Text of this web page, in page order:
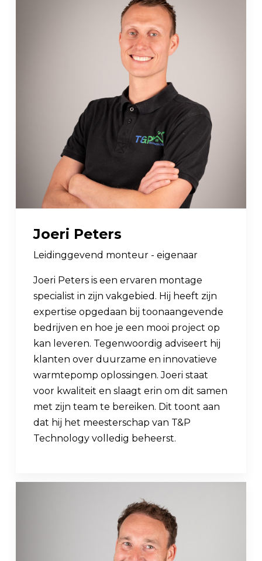
Joeri Peters
Leidinggevend monteur - eigenaar
Joeri Peters is een ervaren montage
specialist in zijn vakgebied. Hij heeft zijn
expertise opgedaan bij toonaangevende
bedrijven en hoe je een mooi project op
kan leveren. Tegenwoordig adviseert hij
klanten over duurzame en innovatieve
warmtepomp oplossingen. Joeri staat
voor kwaliteit en slaagt erin om dit samen
met zijn team te bereiken. Dit toont aan
dat hij het meesterschap van T&P
Technology volledig beheerst.